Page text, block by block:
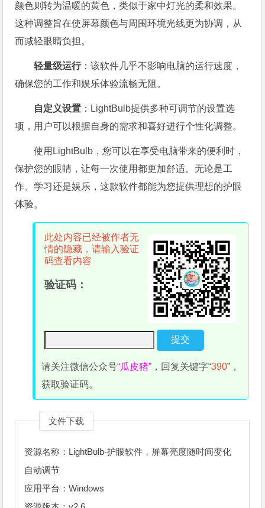
颜色则转为温暖的黄色，类似于家中灯光的柔和效果。
这种调整旨在使屏幕颜色与周围环境光线更为协调，从
而减轻眼睛负担。
轻量级运行：该软件几乎不影响电脑的运行速度，
确保您的工作和娱乐体验流畅无阻。
自定义设置 ：LightBulb提供多种可调节的设置选
项，用户可以根据自身的需求和喜好进行个性化调整。
使用LightBulb，您可以在享受电脑带来的便利时，
保护您的眼睛，让每一次使用都更加舒适。无论是工
作、学习还是娱乐，这款软件都能为您提供理想的护眼
体验。
此处内容已经被作者无
情的隐藏，请输入验证
码查看内容
验证码：
请关注微信公众号“瓜皮猪” ，回复关键字“390”，
获取验证码。
文件下载
资源名称：LightBulb-护眼软件，屏幕亮度随时间变化
自动调节
应用平台：Windows